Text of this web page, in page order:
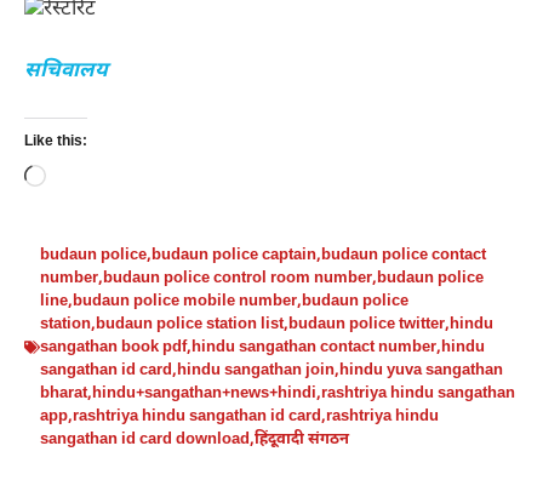
सचिवालय
Like this:
Loading…
budaun police,budaun police captain,budaun police contact
number,budaun police control room number,budaun police
line,budaun police mobile number,budaun police
station,budaun police station list,budaun police twitter,hindu
sangathan book pdf,hindu sangathan contact number,hindu
sangathan id card,hindu sangathan join,hindu yuva sangathan
bharat,hindu+sangathan+news+hindi,rashtriya hindu sangathan
app,rashtriya hindu sangathan id card,rashtriya hindu
sangathan id card download,हिंदूवादी संगठन